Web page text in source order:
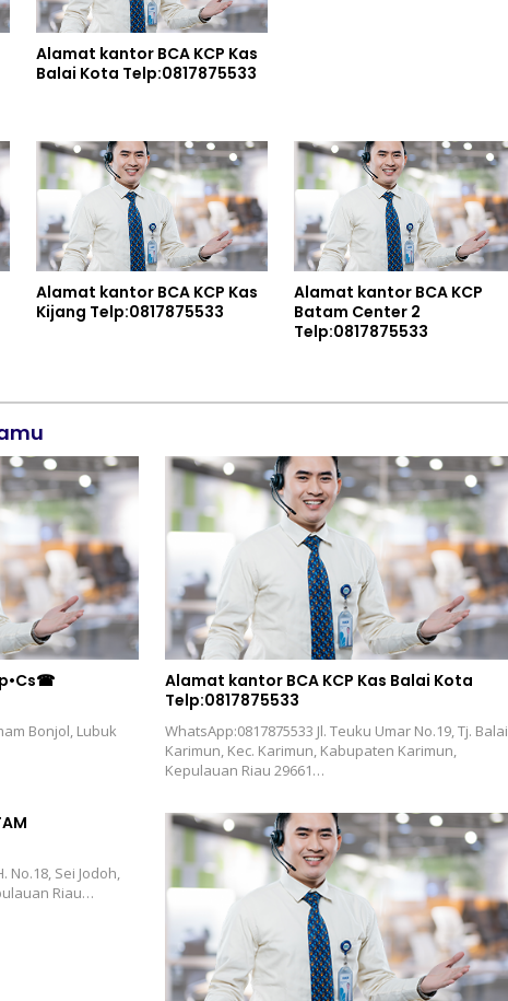
Alamat kantor BCA KCP Kas
Balai Kota Telp:0817875533
Alamat kantor BCA KCP Kas
Kijang Telp:0817875533
Alamat kantor BCA KCP
Batam Center 2
Telp:0817875533
Bonjol, Lubuk
Alamat kantor BCA KCP Kas Balai Kota
Telp:0817875533
WhatsApp:0817875533 Jl. Teuku Umar No.19, Tj. Balai
Karimun, Kec. Karimun, Kabupaten Karimun,
Kepulauan Riau 29661…
No.18, Sei Jodoh,
Riau…